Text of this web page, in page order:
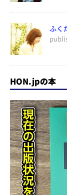
ふく
HON.jpの本